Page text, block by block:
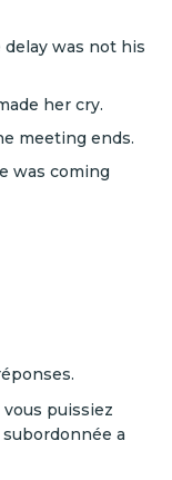
delay was not his
her cry.
meeting ends.
was coming
puissiez
a